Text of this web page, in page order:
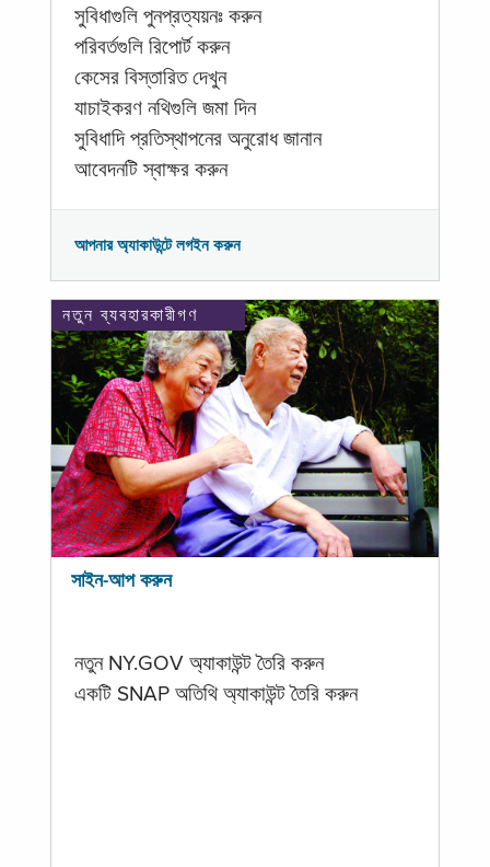
সুবিধাগুলি পুনপ্রত্যয়নঃ করুন
পরিবর্তগুলি রিপোর্ট করুন
কেসের বিস্তারিত দেখুন
যাচাইকরণ নথিগুলি জমা দিন
সুবিধাদি প্রতিস্থাপনের অনুরোধ জানান
আবেদনটি স্বাক্ষর করুন
আপনার অ্যাকাউন্টে লগইন করুন
নতুন ব্যবহারকারীগণ
সাইন-আপ করুন
নতুন NY.GOV অ্যাকাউন্ট তৈরি করুন
একটি SNAP অতিথি অ্যাকাউন্ট তৈরি করুন